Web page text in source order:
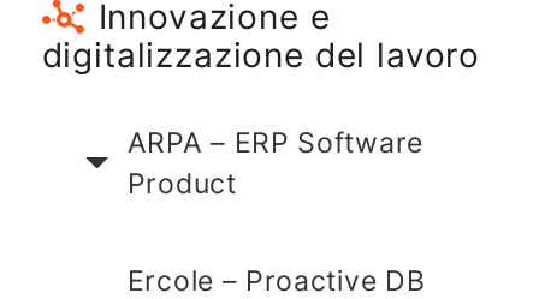
Innovazione e
digitalizzazione del lavoro
ARPA – ERP Software
Product
Ercole – Proactive DB